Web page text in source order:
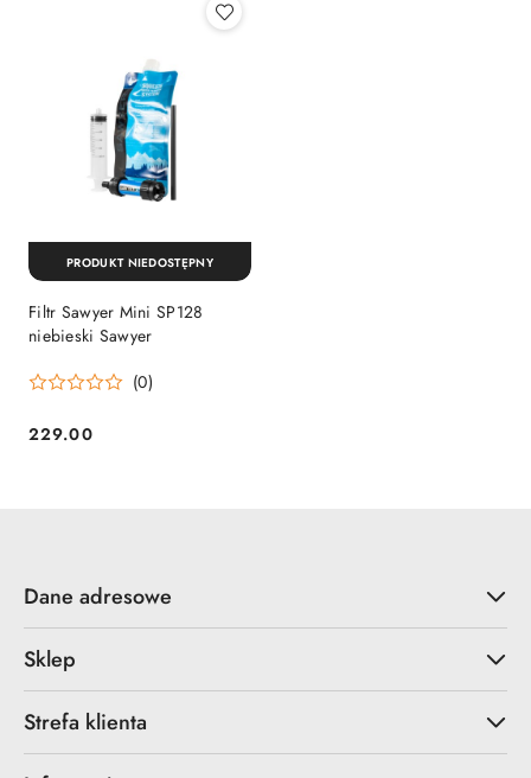
Filtr Sawyer Mini SP128
niebieski Sawyer
(0)
Cena:
229.00
PRODUKT NIEDOSTĘPNY
Dane adresowe
Sklep
Strefa klienta